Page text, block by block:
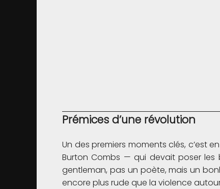
Prémices d’une révolution
Un des premiers moments clés, c’est
Burton Combs — qui devait poser les
gentleman, pas un poète, mais un
encore plus rude que la violence